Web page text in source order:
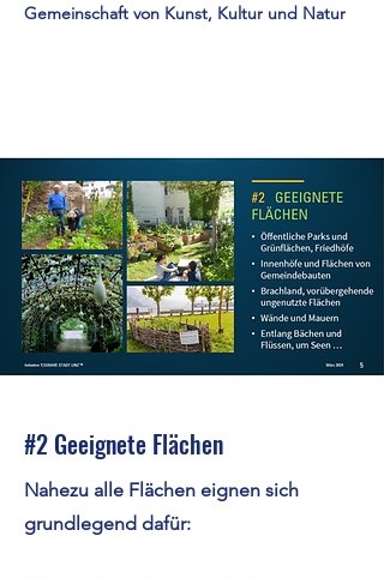
Gemeinschaft von Kunst, Kultur und Natur
#2 Geeignete Flächen
Nahezu alle Flächen eignen sich
grundlegend dafür: